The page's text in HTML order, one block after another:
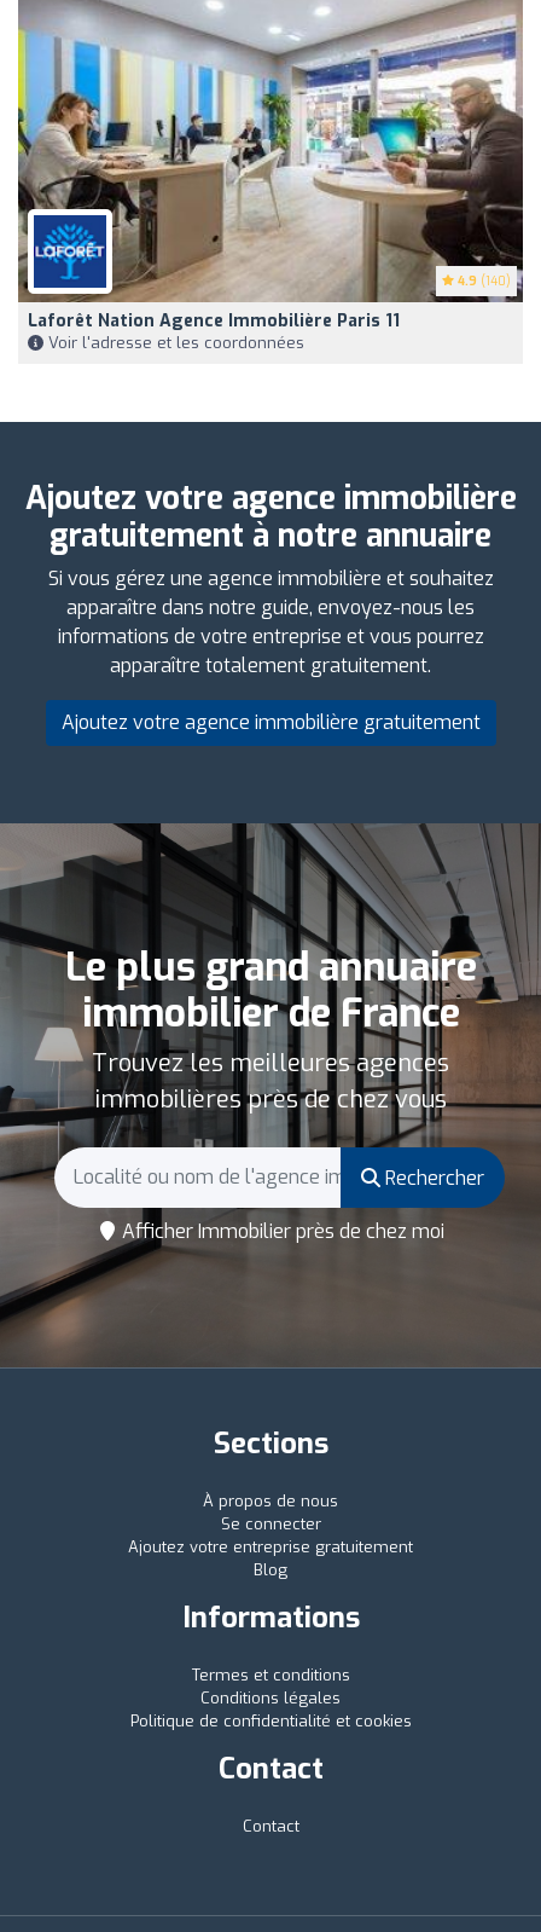
4.9 (140)
Laforêt Nation Agence Immobilière Paris 11
Voir l'adresse et les coordonnées
Ajoutez votre agence immobilière
gratuitement à notre annuaire
Si vous gérez une agence immobilière et souhaitez
apparaître dans notre guide, envoyez-nous les
informations de votre entreprise et vous pourrez
apparaître totalement gratuitement.
Ajoutez votre agence immobilière gratuitement
Le plus grand annuaire
immobilier de France
Trouvez les meilleures agences
immobilières près de chez vous
Rechercher
Afficher Immobilier près de chez moi
Sections
À propos de nous
Se connecter
Ajoutez votre entreprise gratuitement
Blog
Informations
Termes et conditions
Conditions légales
Politique de confidentialité et cookies
Contact
Contact